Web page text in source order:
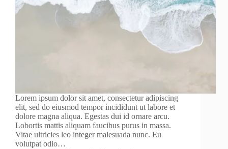
Lorem ipsum dolor sit amet, consectetur adipiscing
elit, sed do eiusmod tempor incididunt ut labore et
dolore magna aliqua. Egestas dui id ornare arcu.
Lobortis mattis aliquam faucibus purus in massa.
Vitae ultricies leo integer malesuada nunc. Eu
volutpat odio…